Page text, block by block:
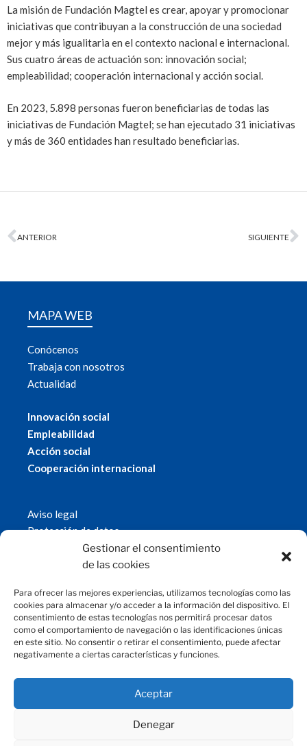
Gestionar el consentimiento
de las cookies
Para ofrecer las mejores experiencias, utilizamos tecnologías como las
cookies para almacenar y/o acceder a la información del dispositivo. El
consentimiento de estas tecnologías nos permitirá procesar datos
como el comportamiento de navegación o las identificaciones únicas
en este sitio. No consentir o retirar el consentimiento, puede afectar
negativamente a ciertas características y funciones.
Aceptar
Denegar
La misión de Fundación Magtel es crear, apoyar y promocionar
iniciativas que contribuyan a la construcción de una sociedad
mejor y más igualitaria en el contexto nacional e internacional.
Sus cuatro áreas de actuación son: innovación social;
empleabilidad; cooperación internacional y acción social.
En 2023, 5.898 personas fueron beneficiarias de todas las
iniciativas de Fundación Magtel; se han ejecutado 31 iniciativas
y más de 360 entidades han resultado beneficiarias.
ANTERIOR SIGUIENTE
MAPA WEB
Conócenos
Trabaja con nosotros
Actualidad
Innovación social
Empleabilidad
Acción social
Cooperación internacional
Aviso legal
Protección de datos
Política de cookies
© 2019 Fundación Magtel.
CONTACTO
fundacion@magtel.es
Parque Empresarial Las Quemadas
C/Gabriel Ramos Bejarano, 114
14014 Córdoba